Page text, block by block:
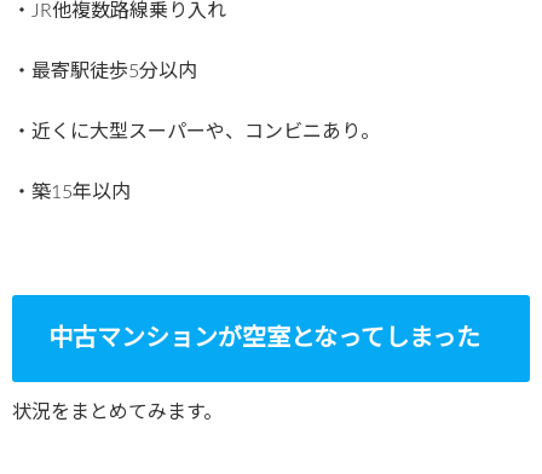
・JR他複数路線乗り入れ
・最寄駅徒歩5分以内
・近くに大型スーパーや、コンビニあり。
・築15年以内
中古マンションが空室となってしまった
状況をまとめてみます。